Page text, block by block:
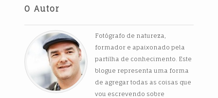
O Autor
Fotógrafo de natureza,
formador e apaixonado pela
partilha de conhecimento. Este
blogue representa uma forma
de agregar todas as coisas que
vou escrevendo sobre